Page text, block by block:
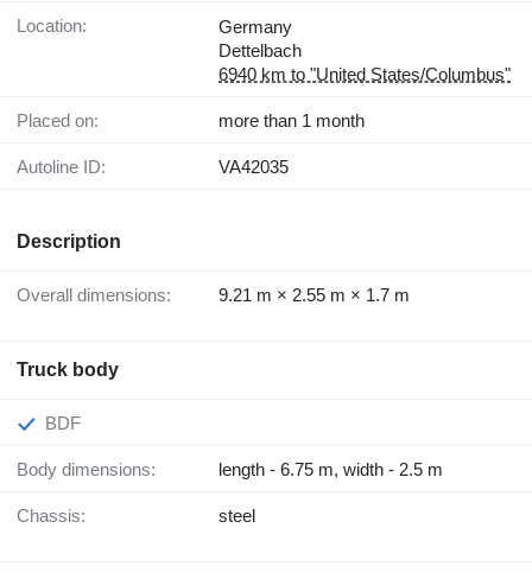
Location:
Germany
Dettelbach
6940 km to "United States/Columbus"
Placed on: more than 1 month
Autoline ID: VA42035
Description
Overall dimensions: 9.21 m × 2.55 m × 1.7 m
Truck body
BDF
Body dimensions: length - 6.75 m, width - 2.5 m
Chassis: steel